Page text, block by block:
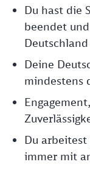
Du hast die
beendet
Deine
mindestens
Du arbeitest
immer mit